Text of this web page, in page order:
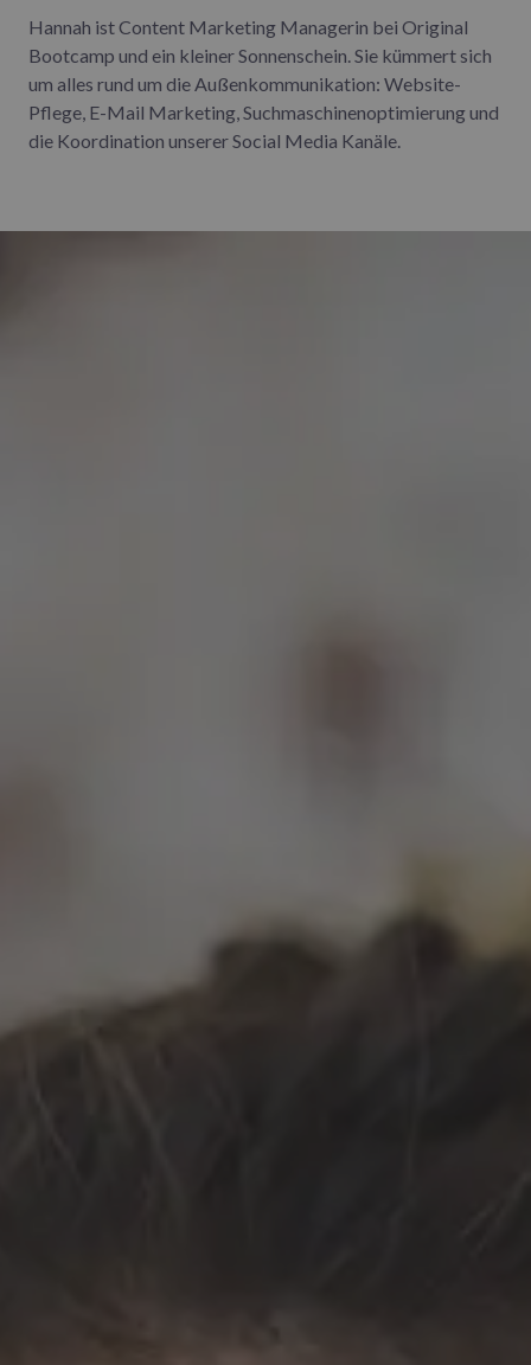
Hannah ist Content Marketing Managerin bei Original
Bootcamp und ein kleiner Sonnenschein. Sie kümmert sich
um alles rund um die Außenkommunikation: Website-
Pflege, E-Mail Marketing, Suchmaschinenoptimierung und
die Koordination unserer Social Media Kanäle.